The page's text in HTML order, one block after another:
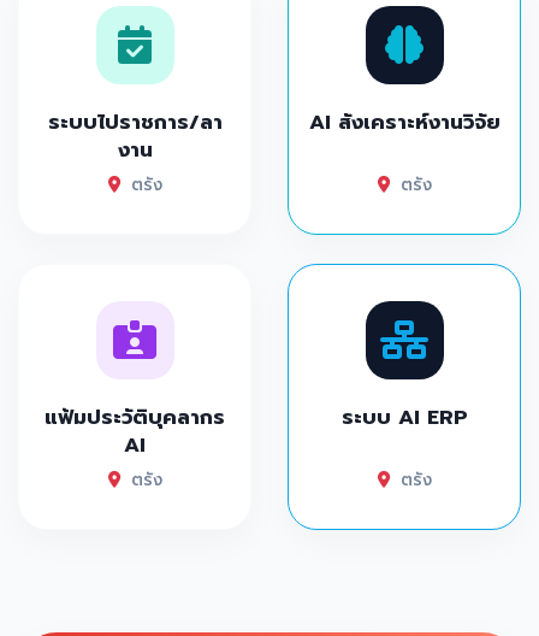
ระบบไปราชการ/ลา
งาน
ตรัง
AI สังเคราะห์งานวิจัย
ตรัง
แฟ้มประวัติบุคลากร
AI
ตรัง
ระบบ AI ERP
ตรัง